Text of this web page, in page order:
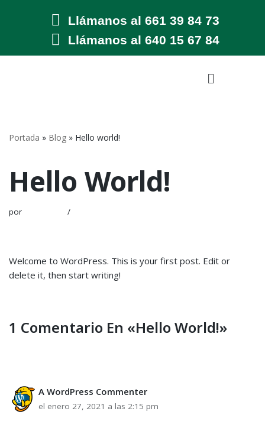
Llámanos al 661 39 84 73
Llámanos al 640 15 67 84
Portada » Blog » Hello world!
Hello World!
por
Welcome to WordPress. This is your first post. Edit or
delete it, then start writing!
1 Comentario En «Hello World!»
A WordPress Commenter
el enero 27, 2021 a las 2:15 pm